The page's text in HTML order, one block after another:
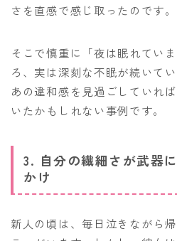
さを直感で感じ取ったのです。
そこで慎重に「夜は眠れてい
ろ、実は深刻な不眠が続いて
あの違和感を見過ごしていれ
いたかもしれない事例です。
3. 自分の繊細さが武器
かけ
新人の頃は、毎日泣きながら